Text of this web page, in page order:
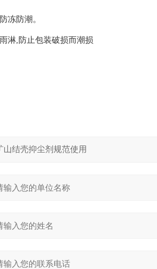
冻防潮。
淋,防止包装破损而潮损